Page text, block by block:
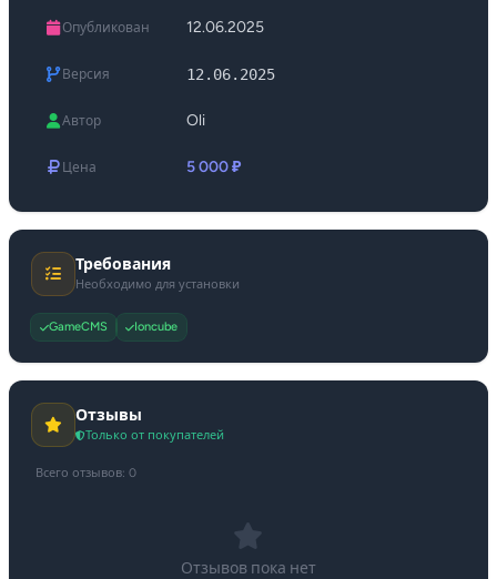
Опубликован 12.06.2025
Версия 12.06.2025
Автор Oli
Цена 5 000 ₽
Требования
Необходимо для установки
GameCMS Ioncube
Отзывы
Только от покупателей
Всего отзывов: 0
Отзывов пока нет